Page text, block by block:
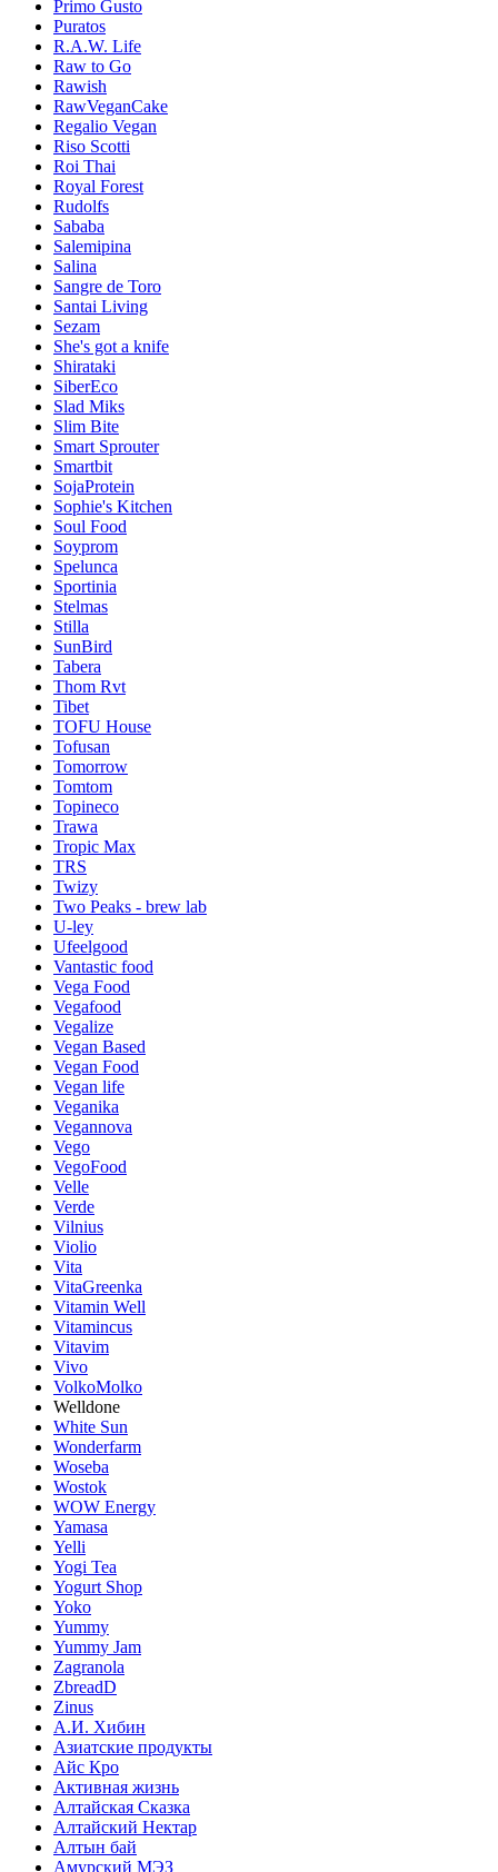
Primo Gusto
Puratos
R.A.W. Life
Raw to Go
Rawish
RawVeganCake
Regalio Vegan
Riso Scotti
Roi Thai
Royal Forest
Rudolfs
Sababa
Salemipina
Salina
Sangre de Toro
Santai Living
Sezam
She's got a knife
Shirataki
SiberEco
Slad Miks
Slim Bite
Smart Sprouter
Smartbit
SojaProtein
Sophie's Kitchen
Soul Food
Soyprom
Spelunca
Sportinia
Stelmas
Stilla
SunBird
Tabera
Thom Rvt
Tibet
TOFU House
Tofusan
Tomorrow
Tomtom
Topineco
Trawa
Tropic Max
TRS
Twizy
Two Peaks - brew lab
U-ley
Ufeelgood
Vantastic food
Vega Food
Vegafood
Vegalize
Vegan Based
Vegan Food
Vegan life
Veganika
Vegannova
Vego
VegoFood
Velle
Verde
Vilnius
Violio
Vita
VitaGreenka
Vitamin Well
Vitamincus
Vitavim
Vivo
VolkoMolko
Welldone
White Sun
Wonderfarm
Woseba
Wostok
WOW Energy
Yamasa
Yelli
Yogi Tea
Yogurt Shop
Yoko
Yummy
Yummy Jam
Zagranola
ZbreadD
Zinus
А.И. Хибин
Азиатские продукты
Айс Кро
Активная жизнь
Алтайская Сказка
Алтайский Нектар
Алтын бай
Амурский МЭЗ